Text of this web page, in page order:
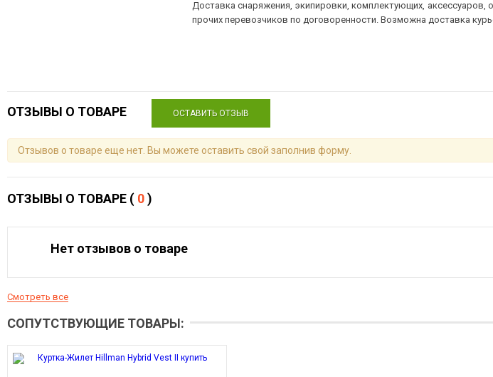
Доставка снаряжения, экипировки, комплектующих,
прочих перевозчиков по договоренности. Возможна доставка
ОТЗЫВЫ О ТОВАРЕ ОСТАВИТЬ ОТЗЫВ
Отзывов о товаре еще нет. Вы можете оставить свой заполнив форму.
ОТЗЫВЫ О ТОВАРЕ ( 0)
Нет отзывов о товаре
Смотреть все
СОПУТСТВУЮЩИЕ ТОВАРЫ: